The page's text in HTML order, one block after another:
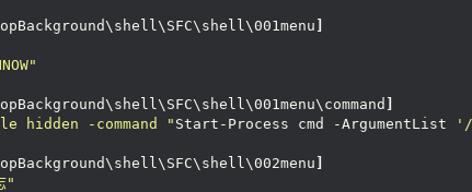
hidden -command "Start-Process cmd -ArgumentList '/
"